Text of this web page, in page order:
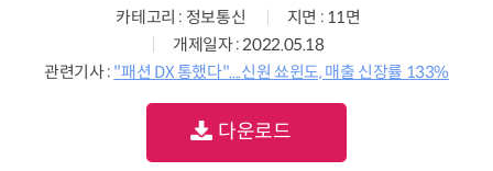
카테고리 : 정보통신
지면 : 11면
개제일자 : 2022.05.18
관련기사 : "패션 DX 통했다"....신원 쑈윈도, 매출 신장률 133%
다운로드